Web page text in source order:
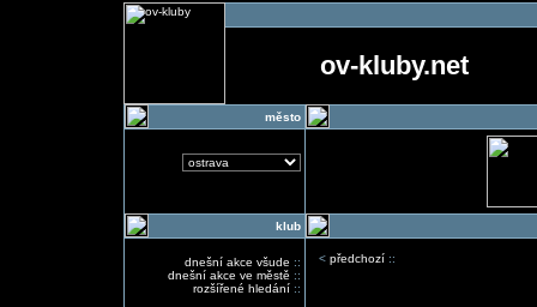
ov-kluby.net
město
klub
dnešní akce všude ::
dnešní akce ve městě ::
rozšířené hledání::
< předchozí::